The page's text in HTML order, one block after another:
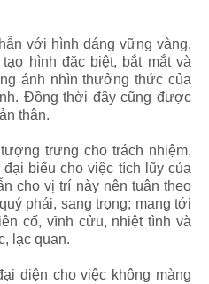
với hình dáng vững vàng,
hình đặc biệt, bắt mắt và
ánh nhìn thưởng thức của
Đồng thời đây cũng được
thân.
trưng cho trách nhiệm,
biểu cho việc tích lũy của
cho vị trí này nên tuân theo
phái, sang trọng; mang tới
cố, vĩnh cửu, nhiệt tình và
lạc quan.
diện cho việc không màng